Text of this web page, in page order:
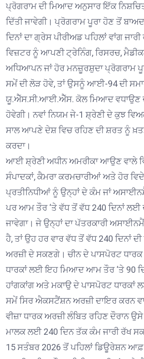
ਪ੍ਰੋਗਰਾਮ ਦੀ ਮਿਆਦ ਅਨੁਸਾਰ ਇੱਕ
ਦਿੱਤੀ ਜਾਵੇਗੀ। ਪ੍ਰੋਗਰਾਮ ਪੂਰਾ ਹੋਣ ਤੋਂ
ਦਿਨਾਂ ਦਾ ਗ੍ਰੇਸ ਪੀਰੀਅਡ ਪਹਿਲਾਂ ਵਾਂਗ
ਵਿਜ਼ਟਰ ਨੂੰ ਆਪਣੀ ਟ੍ਰੇਨਿੰਗ, ਰਿਸਰਚ,
ਅਧਿਆਪਨ ਜਾਂ ਹੋਰ ਮਨਜ਼ੂਰਸ਼ੁਦਾ ਪ੍ਰੋਗਰਾਮ
ਸਮੇਂ ਦੀ ਲੋੜ ਹੋਵੇ, ਤਾਂ ਉਸਨੂੰ ਆਈ-94 ਦੀ
ਯੂ.ਐੱਸ.ਸੀ.ਆਈ.ਐੱਸ. ਕੋਲ ਮਿਆਦ ਵਧਾਉਣ
ਹੋਵੇਗੀ। ਨਵਾਂ ਨਿਯਮ ਜੇ-1 ਸ਼੍ਰੇਣੀ ਦੇ ਕੁਝ
ਸਾਲ ਆਪਣੇ ਦੇਸ਼ ਵਿਚ ਰਹਿਣ ਦੀ ਸ਼ਰਤ ਨੂੰ
ਕਰਦਾ।
ਆਈ ਸ਼੍ਰੇਣੀ ਅਧੀਨ ਅਮਰੀਕਾ ਆਉਣ ਵਾਲੇ
ਸੰਪਾਦਕਾਂ, ਕੈਮਰਾ ਕਰਮਚਾਰੀਆਂ ਅਤੇ ਹੋਰ
ਪ੍ਰਤੀਨਿਧੀਆਂ ਨੂੰ ਉਨ੍ਹਾਂ ਦੇ ਕੰਮ ਜਾਂ
ਪਰ ਆਮ ਤੌਰ ‘ਤੇ ਵੱਧ ਤੋਂ ਵੱਧ 240 ਦਿਨਾਂ ਲਈ
ਜਾਵੇਗਾ। ਜੇ ਉਨ੍ਹਾਂ ਦਾ ਪੱਤਰਕਾਰੀ
ਹੈ, ਤਾਂ ਉਹ ਹਰ ਵਾਰ ਵੱਧ ਤੋਂ ਵੱਧ 240 ਦਿਨਾਂ
ਅਰਜ਼ੀ ਦੇ ਸਕਣਗੇ। ਚੀਨ ਦੇ ਪਾਸਪੋਰਟ
ਧਾਰਕਾਂ ਲਈ ਇਹ ਮਿਆਦ ਆਮ ਤੌਰ ‘ਤੇ 90
ਹਾਂਗਕਾਂਗ ਅਤੇ ਮਕਾਉ ਦੇ ਪਾਸਪੋਰਟ ਧਾਰਕਾਂ
ਸਮੇਂ ਸਿਰ ਐਕਸਟੈਂਸ਼ਨ ਅਰਜ਼ੀ ਦਾਇਰ ਕਰਨ
ਵੀਜ਼ਾ ਧਾਰਕ ਅਰਜ਼ੀ ਲੰਬਿਤ ਰਹਿਣ ਦੌਰਾਨ
ਮਾਲਕ ਲਈ 240 ਦਿਨ ਤੱਕ ਕੰਮ ਜਾਰੀ ਰੱਖ
15 ਸਤੰਬਰ 2026 ਤੋਂ ਪਹਿਲਾਂ ਡਿਊਰੇਸ਼ਨ